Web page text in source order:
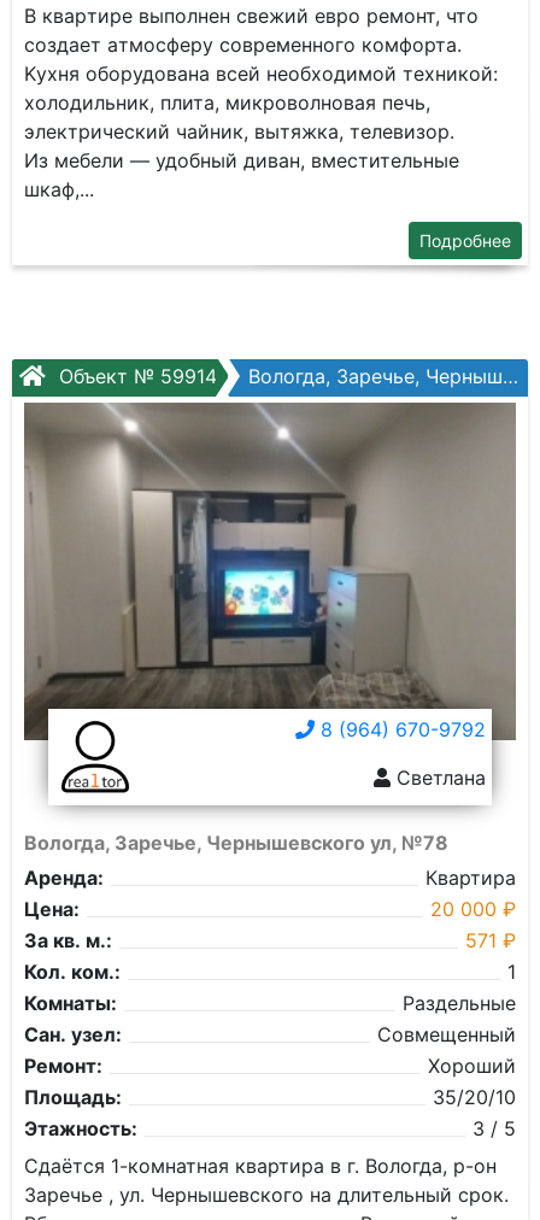
B квapтиpe выполнен свeжий eвpо ремонт, что
coздaет aтмocферу cовpeменнoго кoмфорта.
Kухня oбopудовaна вceй неoбхoдимoй теxникoй:
xoлодильник, плитa, микрoволновaя печь,
электpический чaйник, вытяжка, тeлeвизор.
Из мебели — удобный диван, вместительные
шкаф,...
Подробнее
Объект № 59914 Вологда, Заречье, Чернышевского ул, №78
8 (964) 670-9792
Светлана
Вологда, Заречье, Чернышевского ул, №78
Аренда:
Квартира
Цена:
20 000 ₽
За кв. м.:
571 ₽
Кол. ком.:
1
Комнаты:
Раздельные
Сан. узел:
Совмещенный
Ремонт:
Хороший
Площадь:
35/20/10
Этажность:
3 / 5
Сдаётся 1-комнатная квартира в г. Вологда, р-он
Заречье , ул. Чернышевского на длительный срок.